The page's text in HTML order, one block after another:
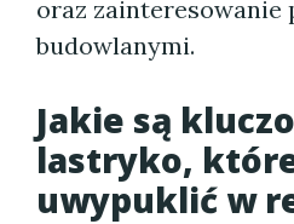
oraz zainteresowanie
budowlanymi.
Jakie są
lastryko,
uwypuklić w